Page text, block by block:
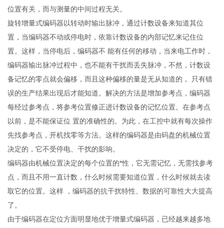
位置有关，而与测量的中间过程无关。
旋转增量式编码器以转动时输出脉冲，通过计数设备来知道其位
置，当编码器不动或停电时，依靠计数设备的内部记忆来记住位
置。这样，当停电后，编码器不 能有任何的移动，当来电工作时，
编码器输出脉冲过程中，也不能有干扰而丢失脉冲，不然，计数设
备记忆的零点就会偏移，而且这种偏移的量是无从知道的， 只有错
误的生产结果出现后才能知道。解决的方法是增加参考点，编码器
每经过参考点，将参考位置修正进计数设备的记忆位置。在参考点
以前，是不能保证位 置的准确性的。为此，在工控中就有每次操作
先找参考点，开机找零等方法。这样的编码器是由码盘的机械位置
决定的，它不受停电、干扰的影响。
编码器由机械位置决定的每个位置的*性，它无需记忆，无需找参考
点，而且不用一直计数，什么时候需要知道位置，什么时候就去读
取它的位置。这样 ，编码器的抗干扰特性、数据的可靠性大大提高
了。
由于编码器在定位方面明显地优于增量式编码器，已经越来越多地